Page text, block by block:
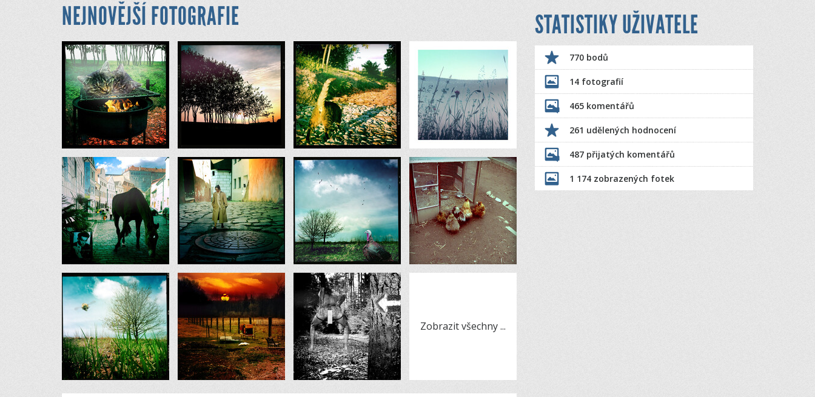
NEJNOVĚJŠÍ FOTOGRAFIE
Zobrazit všechny...
STATISTIKY UŽIVATELE
770 bodů
14 fotografií
465 komentářů
261 udělených hodnocení
487 přijatých komentářů
1 174 zobrazených fotek